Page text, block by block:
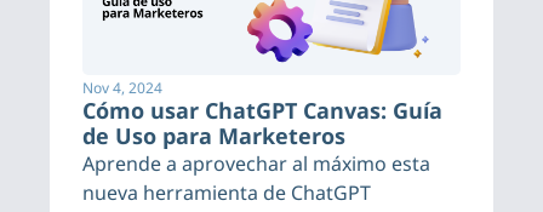
Nov 4, 2024
Cómo usar ChatGPT Canvas: Guía
de Uso para Marketeros
Aprende a aprovechar al máximo esta
nueva herramienta de ChatGPT